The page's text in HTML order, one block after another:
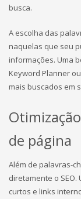
busca.
A escolha das
naquelas que seu
informações. Uma
Keyword Planner
mais buscados em
de página
Além de palavras-
diretamente o SEO.
curtos e links